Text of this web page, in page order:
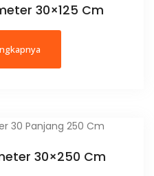
30×125 Cm
30×250 Cm